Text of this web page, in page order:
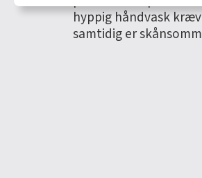
hyppig håndvask
samtidig er